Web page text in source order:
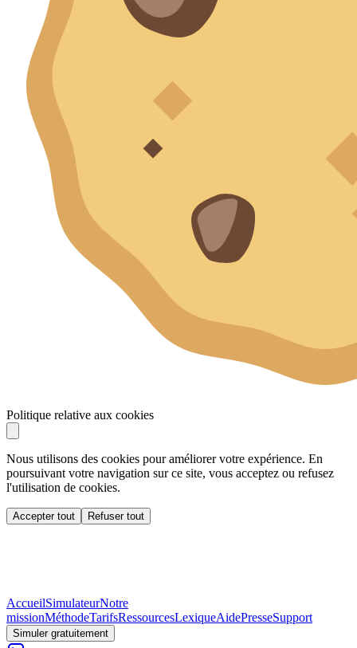
Politique relative aux cookies
Nous utilisons des cookies pour améliorer votre expérience. En
poursuivant votre navigation sur ce site, vous acceptez ou refusez
l'utilisation de cookies.
Accepter tout Refuser tout
AccueilSimulateurNotre
missionMéthodeTarifsRessourcesLexiqueAidePresseSupport
Simuler gratuitement